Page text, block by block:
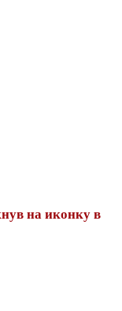
на иконку в